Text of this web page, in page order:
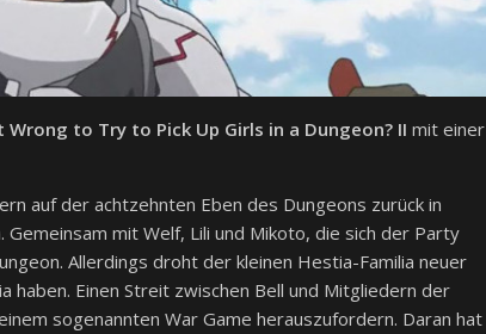
Wrong to Try to Pick Up Girls in a Dungeon? II mit einer
auf der achtzehnten Eben des Dungeons zurück in
mit Welf, Lili und Mikoto, die sich der Party
Allerdings droht der kleinen Hestia-Familia neuer
haben. Einen Streit zwischen Bell und Mitgliedern der
sogenannten War Game herauszufordern. Daran hat